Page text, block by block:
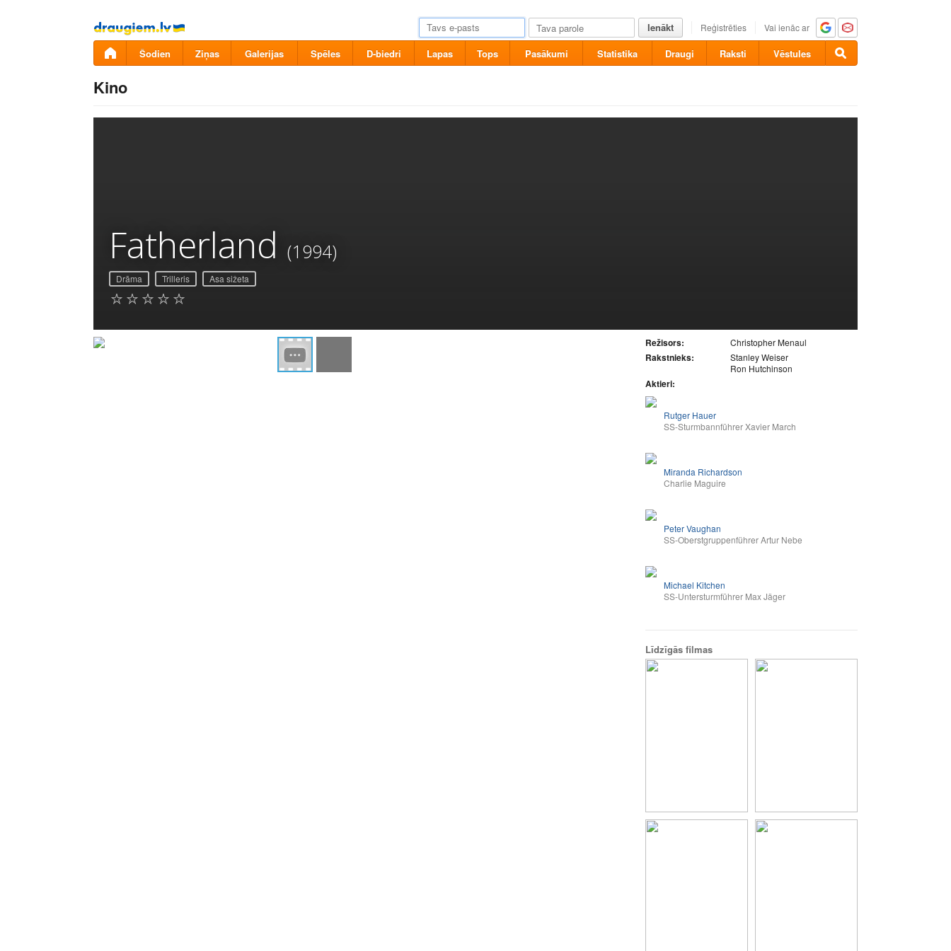
Pāriet
uz
saturu
Ienākt Reģistrēties Vai ienāc ar
Šodien Ziņas Galerijas Spēles D-biedri Lapas Tops Pasākumi Statistika Draugi Raksti Vēstules
Kino
Fatherland (1994)
Drāma Trilleris Asa sižeta
Režisors: Christopher Menaul
Rakstnieks:
Stanley Weiser
Ron Hutchinson
Aktieri:
Rutger Hauer
SS-Sturmbannführer Xavier March
Miranda Richardson
Charlie Maguire
Peter Vaughan
SS-Oberstgruppenführer Artur Nebe
Michael Kitchen
SS-Untersturmführer Max Jäger
Līdzīgās filmas